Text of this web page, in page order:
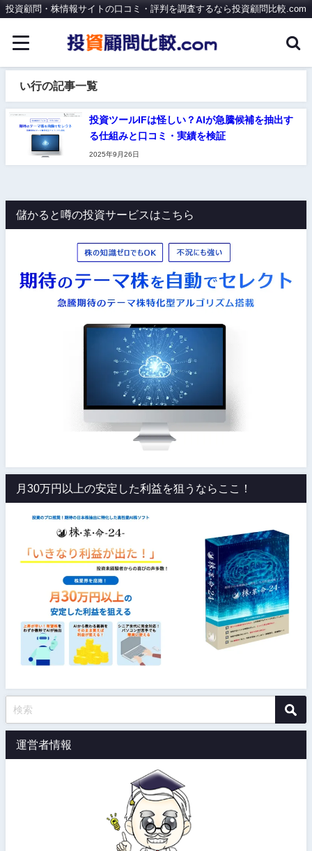
投資顧問・株情報サイトの口コミ・評判を調査するなら投資顧問比較.com
い行の記事一覧
投資ツールIFは怪しい？AIが急騰候補を抽出す
る仕組みと口コミ・実績を検証
2025年9月26日
儲かると噂の投資サービスはこちら
月30万円以上の安定した利益を狙うならここ！
運営者情報